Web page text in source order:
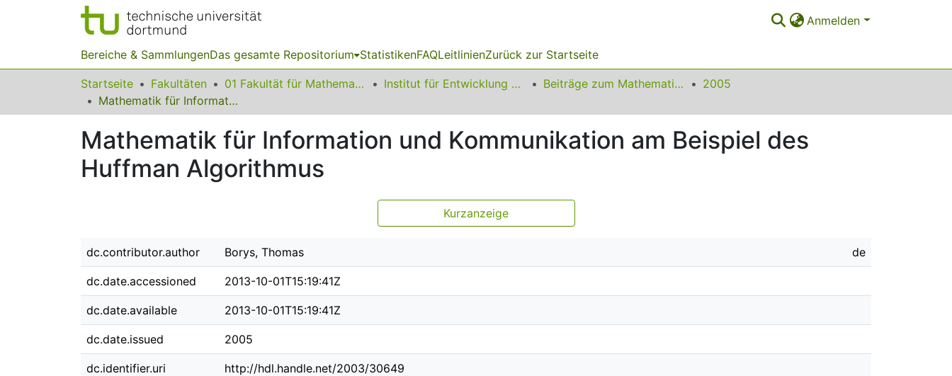
Anmelden
Bereiche & SammlungenDas gesamte Repositorium StatistikenFAQLeitlinienZurück zur Startseite
Startseite Fakultäten 01 Fakultät für Mathematik Institut für Entwicklung und Erforschung des Mathematikunterrichts Beiträge zum Mathematikunterricht
2005
Mathematik für Information und Kommunikation am Beispiel des Huffman Algorithmus
Mathematik für Information und Kommunikation am Beispiel des
Huffman Algorithmus
Kurzanzeige
dc.contributor.author Borys, Thomas de
dc.date.accessioned 2013-10-01T15:19:41Z
dc.date.available 2013-10-01T15:19:41Z
dc.date.issued 2005
dc.identifier.uri http://hdl.handle.net/2003/30649